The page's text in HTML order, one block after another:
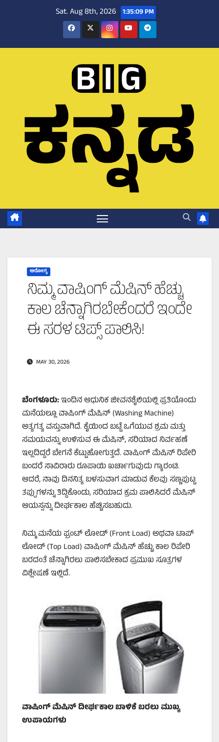
Sat. Aug 8th, 2026 1:35:10 PM
ಆರೋಗ್ಯ
ನಿಮ್ಮ ವಾಷಿಂಗ್ ಮೆಷಿನ್ ಹೆಚ್ಚು
ಕಾಲ ಚೆನ್ನಾಗಿರಬೇಕೆಂದರೆ ಇಂದೇ
ಈ ಸರಳ ಟಿಪ್ಸ್ ಪಾಲಿಸಿ!
MAY 30, 2026
ಬೆಂಗಳೂರು:ಇಂದಿನ ಆಧುನಿಕ ಜೀವನಶೈಲಿಯಲ್ಲಿ ಪ್ರತಿಯೊಂದು
ಮನೆಯಲ್ಲೂ ವಾಷಿಂಗ್ ಮೆಷಿನ್ (Washing Machine)
ಅತ್ಯಗತ್ಯ ವಸ್ತುವಾಗಿದೆ. ಕೈಯಿಂದ ಬಟ್ಟೆ ಒಗೆಯುವ ಶ್ರಮ ಮತ್ತು
ಸಮಯವನ್ನು ಉಳಿಸುವ ಈ ಮೆಷಿನ್, ಸರಿಯಾದ ನಿರ್ವಹಣೆ
ಇಲ್ಲದಿದ್ದರೆ ಬೇಗನೆ ಕೆಟ್ಟುಹೋಗುತ್ತದೆ. ವಾಷಿಂಗ್ ಮೆಷಿನ್ ರಿಪೇರಿ
ಬಂದರೆ ಸಾವಿರಾರು ರೂಪಾಯಿ ಖರ್ಚಾಗುವುದು ಗ್ಯಾರಂಟಿ.
ಆದರೆ, ನಾವು ದಿನನಿತ್ಯ ಬಳಸುವಾಗ ಮಾಡುವ ಕೆಲವು ಸಣ್ಣಪುಟ್ಟ
ತಪ್ಪುಗಳನ್ನು ತಿದ್ದಿಕೊಂಡು, ಸರಿಯಾದ ಕ್ರಮ ಪಾಲಿಸಿದರೆ ಮೆಷಿನ್
ಆಯಸ್ಸನ್ನು ದೀರ್ಘಕಾಲ ಹೆಚ್ಚಿಸಬಹುದು.
ನಿಮ್ಮ ಮನೆಯ ಫ್ರಂಟ್ ಲೋಡ್ (Front Load) ಅಥವಾ ಟಾಪ್
ಲೋಡ್ (Top Load) ವಾಷಿಂಗ್ ಮೆಷಿನ್ ಹೆಚ್ಚು ಕಾಲ ರಿಪೇರಿ
ಬರದಂತೆ ಚೆನ್ನಾಗಿರಲು ಪಾಲಿಸಬೇಕಾದ ಪ್ರಮುಖ ಸೂತ್ರಗಳ
ವಿಶ್ಲೇಷಣೆ ಇಲ್ಲಿದೆ.
ವಾಷಿಂಗ್ ಮೆಷಿನ್ ದೀರ್ಘಕಾಲ ಬಾಳಿಕೆ ಬರಲು ಮುಖ್ಯ
ಉಪಾಯಗಳು